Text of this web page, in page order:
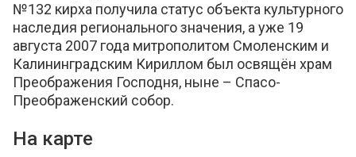
№132 кирха получила статус объекта культурного
наследия регионального значения, а уже 19
августа 2007 года митрополитом Смоленским и
Калининградским Кириллом был освящён храм
Преображения Господня, ныне – Спасо-
Преображенский собор.
На карте